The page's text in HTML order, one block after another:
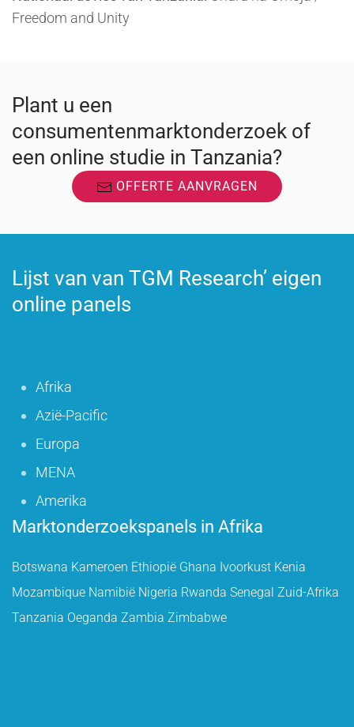
Freedom and Unity
Plant u een
consumentenmarktonderzoek of
een online studie in Tanzania?
OFFERTE AANVRAGEN
Lijst van van TGM Research’ eigen
online panels
Afrika
Azië-Pacific
Europa
MENA
Amerika
Marktonderzoekspanels in Afrika
Botswana Kameroen Ethiopië Ghana Ivoorkust Kenia
Mozambique Namibië Nigeria Rwanda Senegal Zuid-Afrika
Tanzania Oeganda Zambia Zimbabwe